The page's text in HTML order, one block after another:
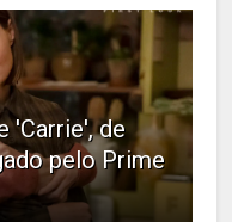
'Carrie', de
pelo Prime